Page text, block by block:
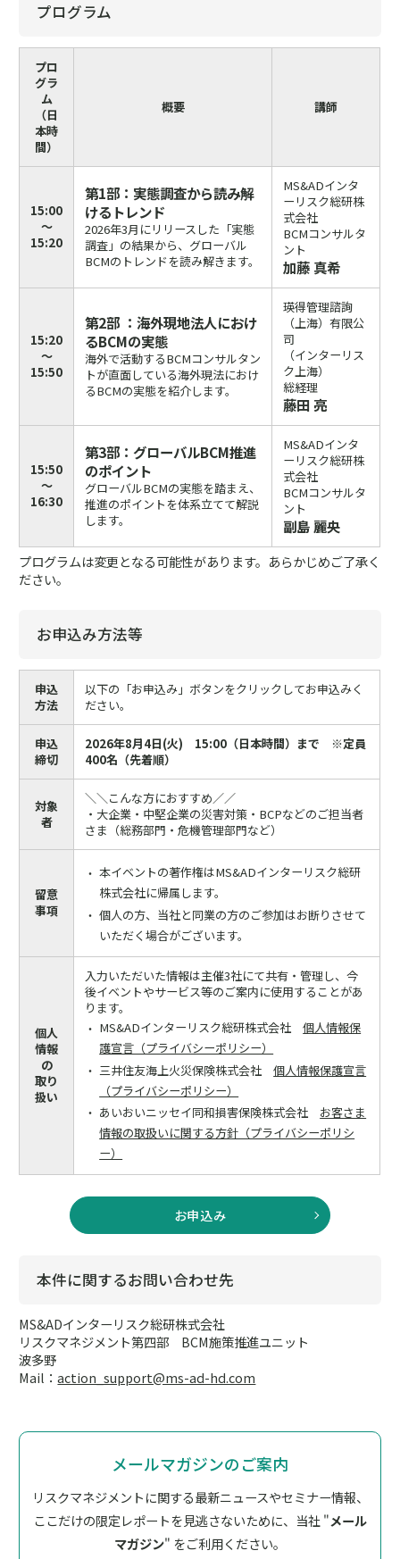
プログラム
プロ
グラ
ム
（日
本時
間）
概要 講師
15:00
～
15:20
第1部：実態調査から読み解
けるトレンド
2026年3月にリリースした「実態
調査」の結果から、グローバル
BCMのトレンドを読み解きます。
MS&ADインタ
ーリスク総研株
式会社
BCMコンサルタ
ント
加藤 真希
15:20
～
15:50
第2部 ：海外現地法人におけ
るBCMの実態
海外で活動するBCMコンサルタン
トが直面している海外現法におけ
るBCMの実態を紹介します。
瑛得管理諮詢
（上海）有限公
司
（インターリス
ク上海）
総経理
藤田 亮
15:50
～
16:30
第3部：グローバルBCM推進
のポイント
グローバルBCMの実態を踏まえ、
推進のポイントを体系立てて解説
します。
MS&ADインタ
ーリスク総研株
式会社
BCMコンサルタ
ント
副島 麗央
プログラムは変更となる可能性があります。あらかじめご了承く
ださい。
お申込み方法等
申込
方法
以下の「お申込み」ボタンをクリックしてお申込みく
ださい。
申込
締切
2026年8月4日(火) 15:00（日本時間）まで ※定員
400名（先着順）
対象
者
＼＼こんな方におすすめ／／
・大企業・中堅企業の災害対策・BCPなどのご担当者
さま（総務部門・危機管理部門など）
留意
事項
本イベントの著作権はMS&ADインターリスク総研
株式会社に帰属します。
個人の方、当社と同業の方のご参加はお断りさせて
いただく場合がございます。
個人
情報
の
取り
扱い
入力いただいた情報は主催3社にて共有・管理し、今
後イベントやサービス等のご案内に使用することがあ
ります。
MS&ADインターリスク総研株式会社個人情報保
護宣言（プライバシーポリシー）
三井住友海上火災保険株式会社個人情報保護宣言
（プライバシーポリシー）
あいおいニッセイ同和損害保険株式会社 お客さま
情報の取扱いに関する方針（プライバシーポリシ
ー）
お申込み
本件に関するお問い合わせ先
MS&ADインターリスク総研株式会社
リスクマネジメント第四部 BCM施策推進ユニット
波多野
Mail：action_support@ms-ad-hd.com
メールマガジンのご案内
リスクマネジメントに関する最新ニュースやセミナー情報、
ここだけの限定レポートを見逃さないために、 当社 "メール
マガジン" をご利用ください。